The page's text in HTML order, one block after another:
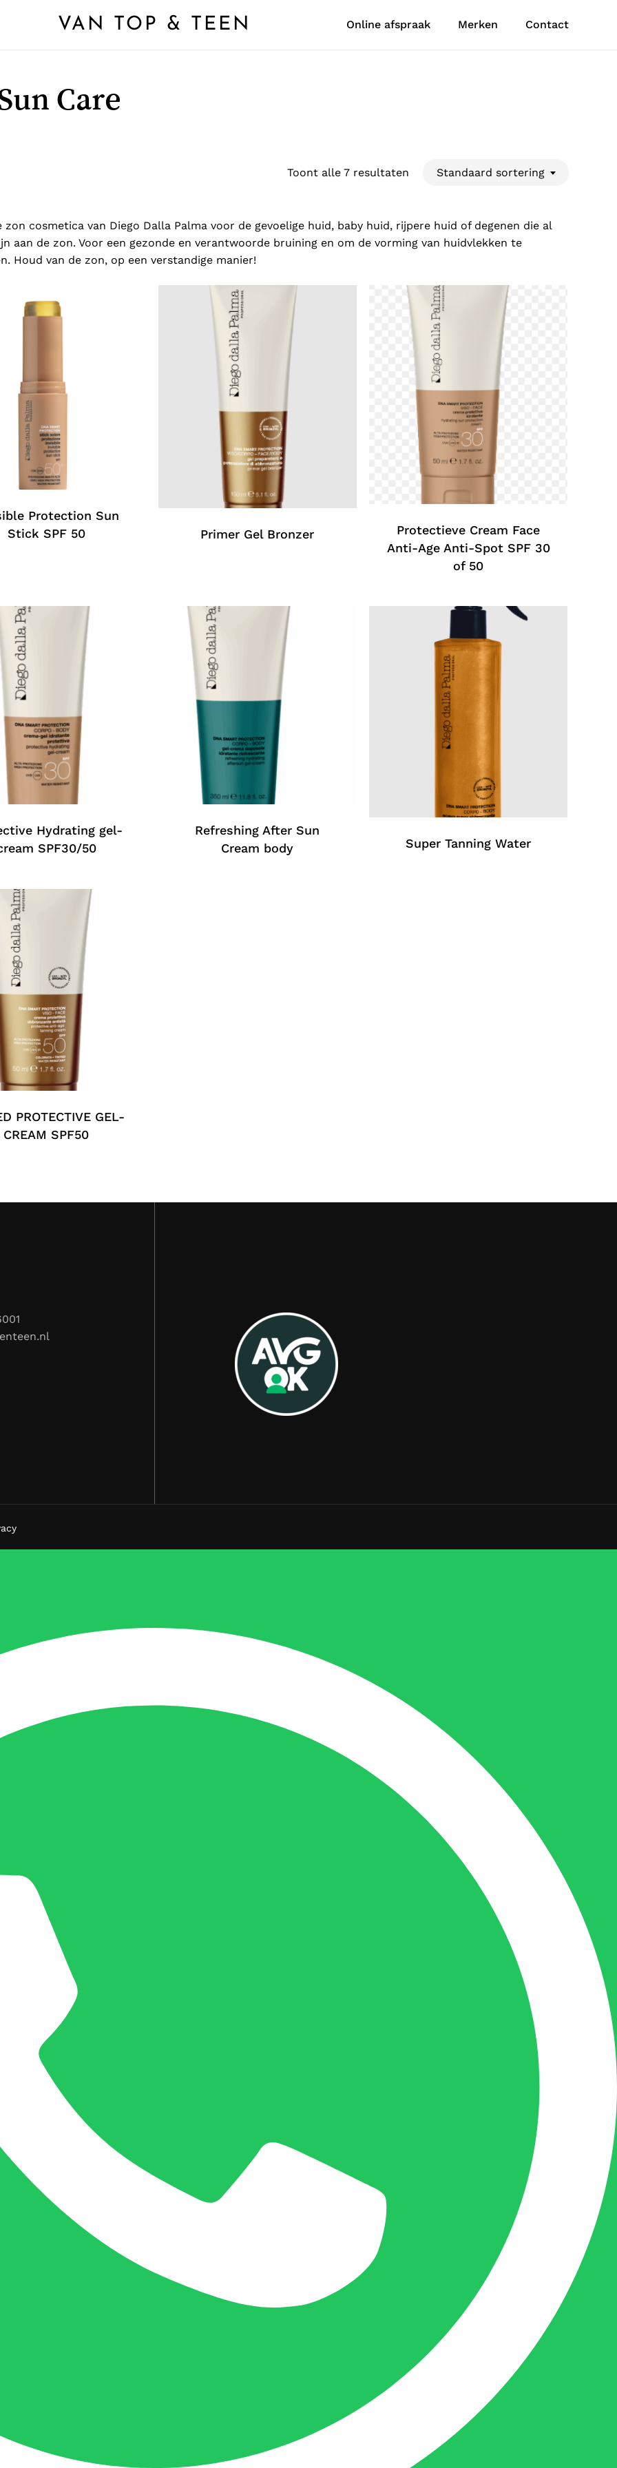
VAN TOP & TEEN Online afspraak Merken Contact
Care
Toont alle 7 resultaten Standaard sortering
zon cosmetica van Diego Dalla Palma voor de gevoelige huid, baby huid, rijpere huid of degenen die al
aan de zon. Voor een gezonde en verantwoorde bruining en om de vorming van huidvlekken te
Houd van de zon, op een verstandige manier!
Protection Sun
Stick SPF 50
Primer Gel Bronzer
Protectieve Cream Face
Anti-Age Anti-Spot SPF 30
of 50
Hydrating gel-
SPF30/50
Refreshing After Sun
Cream body
Super Tanning Water
PROTECTIVE GEL-
CREAM SPF50